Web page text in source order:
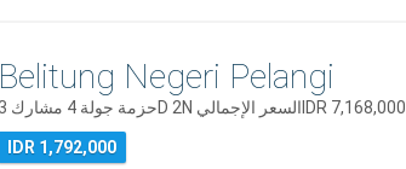
Belitung Negeri Pelangi
حزمة جولة 4 مشارك 3D 2N السعر الإجماليIDR 7,168,000
IDR 1,792,000